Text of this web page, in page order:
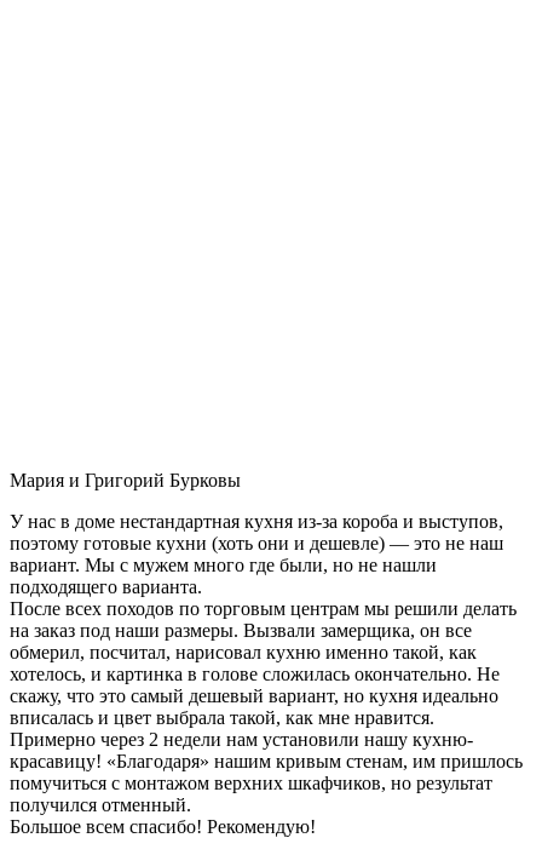
Мария и Григорий Бурковы
У нас в доме нестандартная кухня из-за короба и выступов,
поэтому готовые кухни (хоть они и дешевле) — это не наш
вариант. Мы с мужем много где были, но не нашли
подходящего варианта.
После всех походов по торговым центрам мы решили делать
на заказ под наши размеры. Вызвали замерщика, он все
обмерил, посчитал, нарисовал кухню именно такой, как
хотелось, и картинка в голове сложилась окончательно. Не
скажу, что это самый дешевый вариант, но кухня идеально
вписалась и цвет выбрала такой, как мне нравится.
Примерно через 2 недели нам установили нашу кухню-
красавицу! «Благодаря» нашим кривым стенам, им пришлось
помучиться с монтажом верхних шкафчиков, но результат
получился отменный.
Большое всем спасибо! Рекомендую!